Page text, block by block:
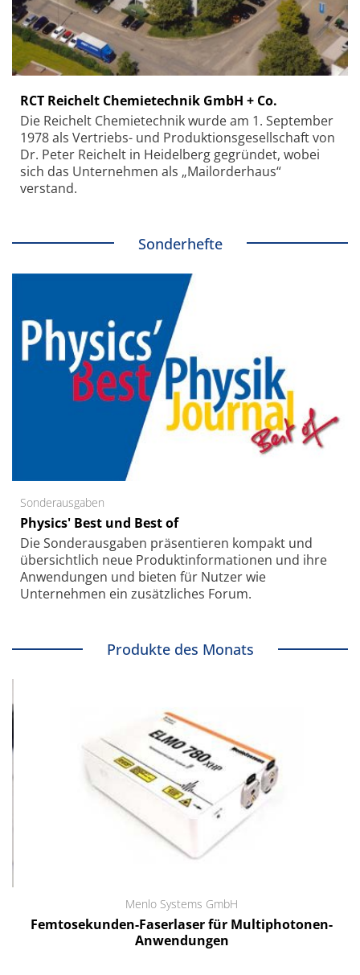
RCT Reichelt Chemietechnik GmbH + Co.
Die Reichelt Chemietechnik wurde am 1. September
1978 als Vertriebs- und Produktionsgesellschaft von
Dr. Peter Reichelt in Heidelberg gegründet, wobei
sich das Unternehmen als „Mailorderhaus“
verstand.
Sonderhefte
Sonderausgaben
Physics' Best und Best of
Die Sonder­ausgaben präsentieren kompakt und
übersichtlich neue Produkt­informationen und ihre
Anwendungen und bieten für Nutzer wie
Unternehmen ein zusätzliches Forum.
Produkte des Monats
Menlo Systems GmbH
Femtosekunden-Faserlaser für Multiphotonen-
Anwendungen